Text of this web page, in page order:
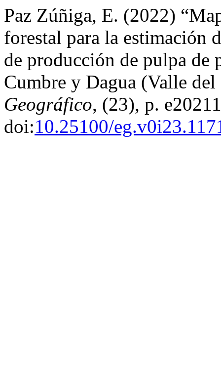
Paz Zúñiga, E. (2022)
forestal para la estimación
de producción de pulpa
Cumbre y Dagua (Valle
Geográfico, (23), p.
doi:10.25100/